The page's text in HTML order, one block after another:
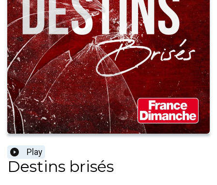
Play
Destins brisés